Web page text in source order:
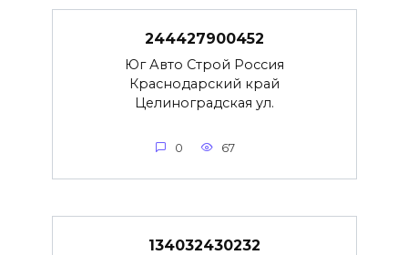
244427900452
Юг Авто Строй Россия
Краснодарский край
Целиноградская ул.
0 67
134032430232